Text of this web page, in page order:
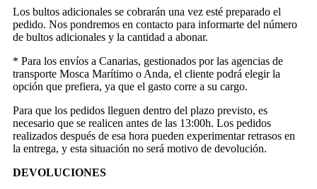
Los bultos adicionales se cobrarán una vez esté preparado el
pedido. Nos pondremos en contacto para informarte del número
de bultos adicionales y la cantidad a abonar.
* Para los envíos a Canarias, gestionados por las agencias de
transporte Mosca Marítimo o Anda, el cliente podrá elegir la
opción que prefiera, ya que el gasto corre a su cargo.
Para que los pedidos lleguen dentro del plazo previsto, es
necesario que se realicen antes de las 13:00h. Los pedidos
realizados después de esa hora pueden experimentar retrasos en
la entrega, y esta situación no será motivo de devolución.
DEVOLUCIONES